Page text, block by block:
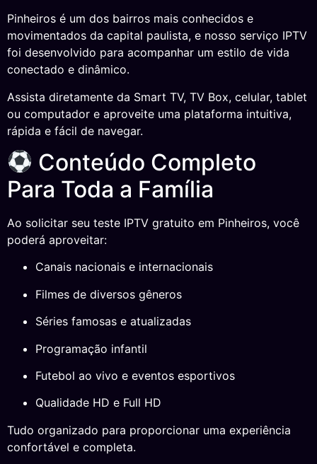
Pinheiros é um dos bairros mais conhecidos e
movimentados da capital paulista, e nosso serviço IPTV
foi desenvolvido para acompanhar um estilo de vida
conectado e dinâmico.
Assista diretamente da Smart TV, TV Box, celular, tablet
ou computador e aproveite uma plataforma intuitiva,
rápida e fácil de navegar.
Conteúdo Completo
Para Toda a Família
Ao solicitar seu teste IPTV gratuito em Pinheiros, você
poderá aproveitar:
Canais nacionais e internacionais
Filmes de diversos gêneros
Séries famosas e atualizadas
Programação infantil
Futebol ao vivo e eventos esportivos
Qualidade HD e Full HD
Tudo organizado para proporcionar uma experiência
confortável e completa.